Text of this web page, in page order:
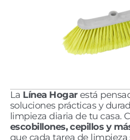
La Línea Hogar está
soluciones prácticas y
escobillones, cepillos y
que cada tarea de